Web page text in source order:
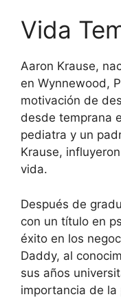
Vida
Aaron Krause,
en Wynnewood,
motivación de
desde temprana
pediatra y un
Krause,
vida.
Después de
con un título en
éxito en los
Daddy, al
sus años
importancia de la